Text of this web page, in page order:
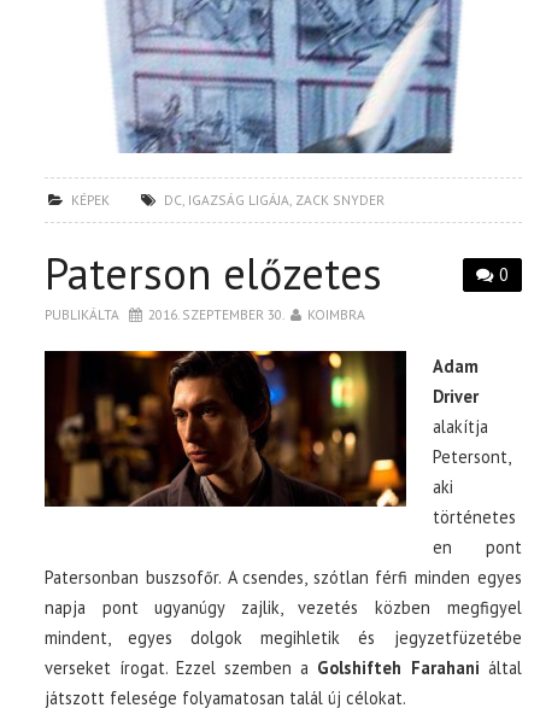
KÉPEK DC IGAZSÁG LIGÁJA ZACK SNYDER
0
Paterson előzetes
PUBLIKÁLTA 2016. SZEPTEMBER 30. KOIMBRA
Adam
Driver
alakítja
Petersont,
aki
történetes
en pont
Patersonban buszsofőr. A csendes, szótlan férfi minden egyes
napja pont ugyanúgy zajlik, vezetés közben megfigyel
mindent, egyes dolgok megihletik és jegyzetfüzetébe
verseket írogat. Ezzel szemben a Golshifteh Farahani által
játszott felesége folyamatosan talál új célokat.